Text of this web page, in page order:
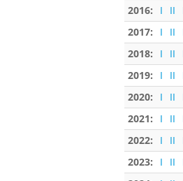
2016:
I II
2017:
I II
2018:
I II
2019:
I II
2020:
I II
2021:
I II
2022:
I II
2023:
I II